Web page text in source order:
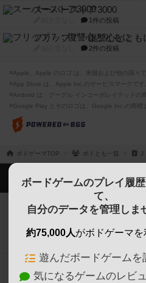
スーパーストア3000
1件の投稿
フリップ７：復讐心ととも
2件の投稿
※Apple、Apple のロゴ は、米国および他の国々
※App Store は、Apple Inc.のサービスマークです
※Android は、グーグル インコーポレイテッドの
※Google Play とそのロゴは、Google Inc.の商標
ボドゲーマTOP ボドとも一覧 J
ボードゲームのプレイ履
て、
自分のデータを管理しま
約75,000人がボドゲーマを
遊んだボードゲームを
気になるゲームのレビ
ボドゲーマTOP
ボードゲームを検索する
ボードゲームの新着レビュ
ボードゲーム会情報